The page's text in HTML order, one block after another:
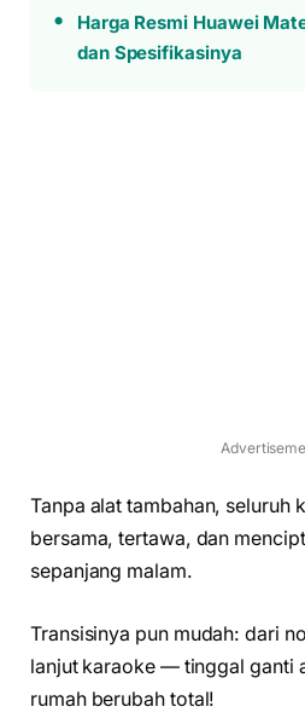
Harga Resmi Huawei
dan Spesifikasinya
Tanpa alat tambahan, seluruh
bersama, tertawa, dan
sepanjang malam.
Transisinya pun mudah: dari
lanjut karaoke — tinggal ganti
rumah berubah total!